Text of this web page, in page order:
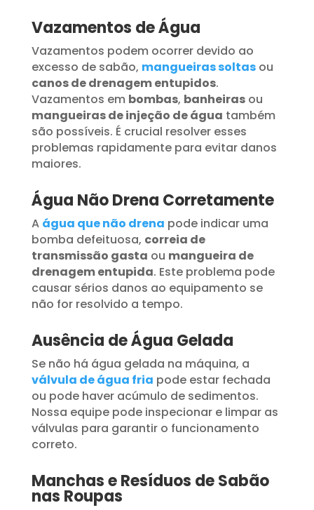
Vazamentos de Água
Vazamentos podem ocorrer devido ao
excesso de sabão, mangueiras soltasou
canos de drenagem entupidos.
Vazamentos em bombas, banheirasou
mangueiras de injeção de água também
são possíveis. É crucial resolver esses
problemas rapidamente para evitar danos
maiores.
Água Não Drena Corretamente
A água que não drena pode indicar uma
bomba defeituosa, correia de
transmissão gasta ou mangueira de
drenagem entupida. Este problema pode
causar sérios danos ao equipamento se
não for resolvido a tempo.
Ausência de Água Gelada
Se não há água gelada na máquina, a
válvula de água fria pode estar fechada
ou pode haver acúmulo de sedimentos.
Nossa equipe pode inspecionar e limpar as
válvulas para garantir o funcionamento
correto.
Manchas e Resíduos de Sabão
nas Roupas